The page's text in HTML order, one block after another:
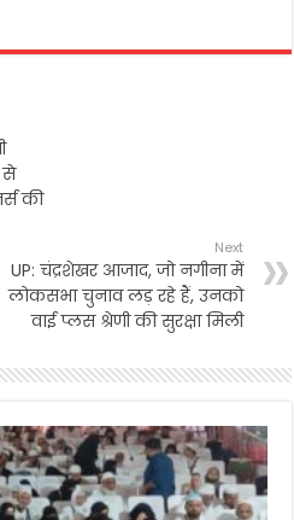
से
की
Next
UP: चंद्रशेखर आजाद, जो नगीना में
लोकसभा चुनाव लड़ रहे हैं, उनको
वाई प्लस श्रेणी की सुरक्षा मिली